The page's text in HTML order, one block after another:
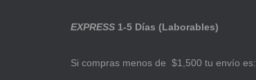
EXPRESS 1-5 Días (Laborables)
Si compras menos de $1,500 tu envío es: